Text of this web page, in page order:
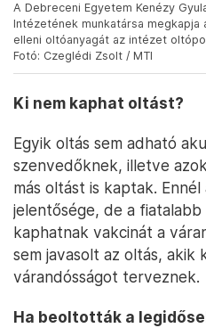
A Debreceni Egyetem Kenézy
Intézetének munkatársa megkapja
elleni oltóanyagát az intézet
Fotó: Czeglédi Zsolt / MTI
Ki nem kaphat oltást?
Egyik oltás sem adható
szenvedőknek, illetve
más oltást is kaptak.
jelentősége, de a
kaphatnak vakcinát a
sem javasolt az oltás, akik
várandósságot terveznek.
Ha beoltották a